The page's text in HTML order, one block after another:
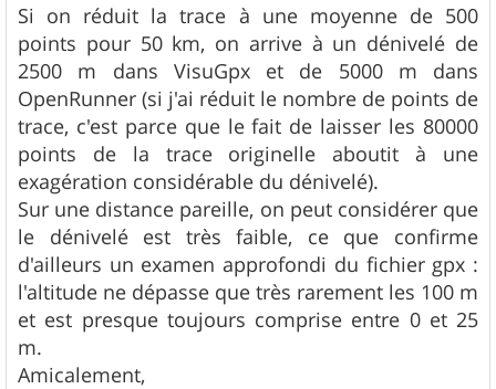
Si on réduit la trace à une moyenne de 500
points pour 50 km, on arrive à un dénivelé de
2500 m dans VisuGpx et de 5000 m dans
OpenRunner (si j'ai réduit le nombre de points de
trace, c'est parce que le fait de laisser les 80000
points de la trace originelle aboutit à une
exagération considérable du dénivelé).
Sur une distance pareille, on peut considérer que
le dénivelé est très faible, ce que confirme
d'ailleurs un examen approfondi du fichier gpx :
l'altitude ne dépasse que très rarement les 100 m
et est presque toujours comprise entre 0 et 25
m.
Amicalement,